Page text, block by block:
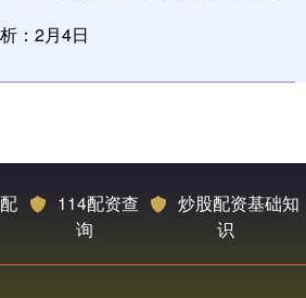
：2月4日
114配资查
询
炒股配资基础知
识